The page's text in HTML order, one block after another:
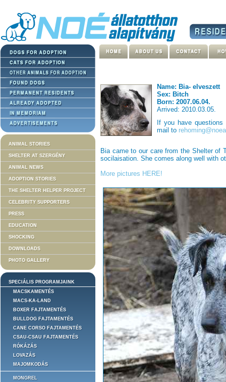
ANIMAL STORIES
SHELTER AT SZERGÉNY
ANIMAL NEWS
ADOPTION STORIES
THE SHELTER HELPER PROJECT
CELEBRITY SUPPORTERS
PRESS
EDUCATION
SHOCKING
DOWNLOADS
PHOTO GALLERY
SPECIÁLIS PROGRAMJAINK
MACSKAMENTÉS
MACS-KA-LAND
BOXER FAJTAMENTÉS
BULLDOG FAJTAMENTÉS
CANE CORSO FAJTAMENTÉS
CSAU-CSAU FAJTAMENTÉS
RÓKÁZÁS
LOVAZÁS
MAJOMKODÁS
MONGREL
Name: Bia- elveszett
Sex: Bitch
Born: 2007.06.04.
Arrived: 2010.03.05.
If you have
mail to
Bia came to our care from the Shelter of
socilaisation. She comes along well with
More pictures HERE!